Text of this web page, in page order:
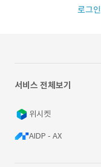
로그인
서비스 전체보기
위시켓
AIDP - AX